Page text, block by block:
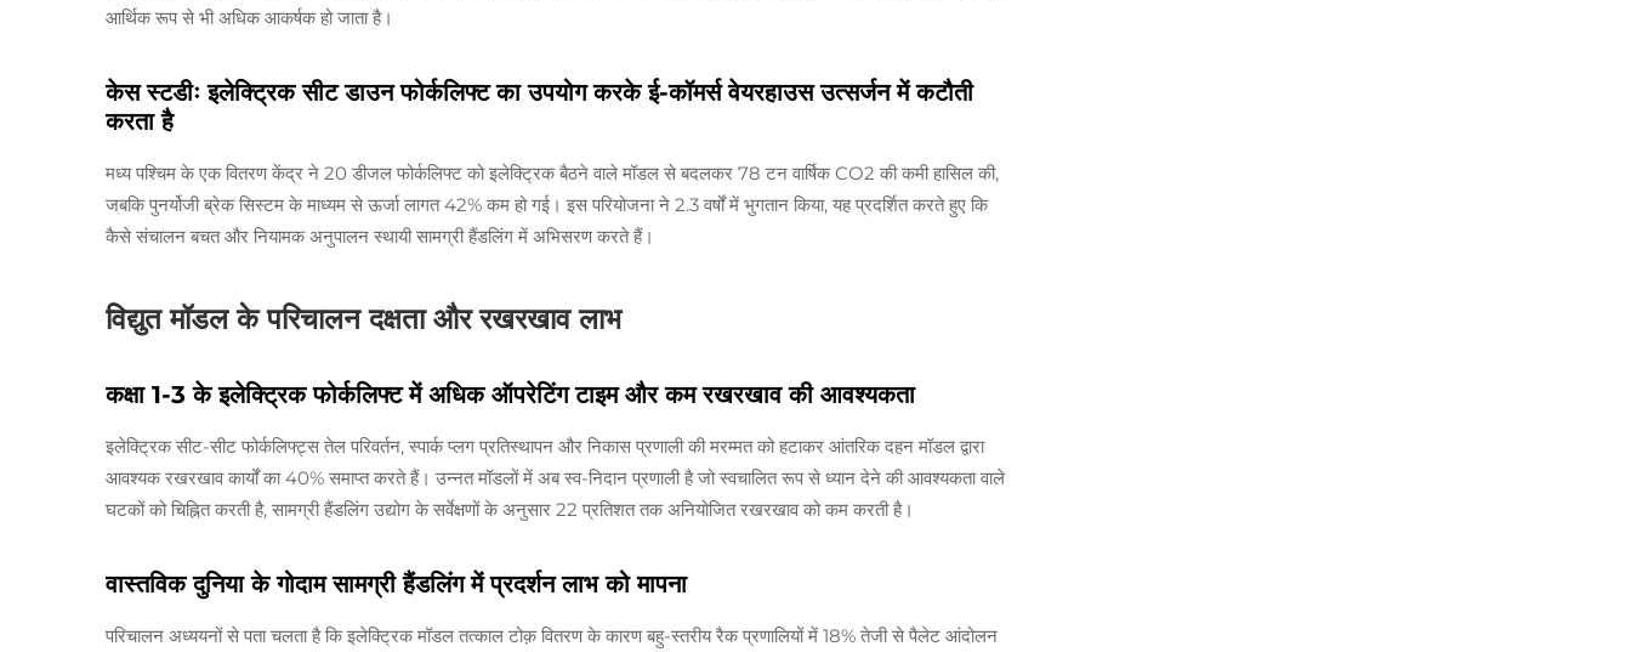
आर्थिक रूप से भी अधिक आकर्षक हो जाता है।
केस स्टडीः इलेक्ट्रिक सीट डाउन फोर्कलिफ्ट का उपयोग करके ई-कॉमर्स वेयरहाउस उत्सर्जन में कटौती
करता है
मध्य पश्चिम के एक वितरण केंद्र ने 20 डीजल फोर्कलिफ्ट को इलेक्ट्रिक बैठने वाले मॉडल से बदलकर 78 टन वार्षिक CO2 की कमी हासिल की,
जबकि पुनर्योजी ब्रेक सिस्टम के माध्यम से ऊर्जा लागत 42% कम हो गई। इस परियोजना ने 2.3 वर्षों में भुगतान किया, यह प्रदर्शित करते हुए कि
कैसे संचालन बचत और नियामक अनुपालन स्थायी सामग्री हैंडलिंग में अभिसरण करते हैं।
विद्युत मॉडल के परिचालन दक्षता और रखरखाव लाभ
कक्षा 1-3 के इलेक्ट्रिक फोर्कलिफ्ट में अधिक ऑपरेटिंग टाइम और कम रखरखाव की आवश्यकता
इलेक्ट्रिक सीट-सीट फोर्कलिफ्ट्स तेल परिवर्तन, स्पार्क प्लग प्रतिस्थापन और निकास प्रणाली की मरम्मत को हटाकर आंतरिक दहन मॉडल द्वारा
आवश्यक रखरखाव कार्यों का 40% समाप्त करते हैं। उन्नत मॉडलों में अब स्व-निदान प्रणाली है जो स्वचालित रूप से ध्यान देने की आवश्यकता वाले
घटकों को चिह्नित करती है, सामग्री हैंडलिंग उद्योग के सर्वेक्षणों के अनुसार 22 प्रतिशत तक अनियोजित रखरखाव को कम करती है।
वास्तविक दुनिया के गोदाम सामग्री हैंडलिंग में प्रदर्शन लाभ को मापना
परिचालन अध्ययनों से पता चलता है कि इलेक्ट्रिक मॉडल तत्काल टोक़ वितरण के कारण बहु-स्तरीय रैक प्रणालियों में 18% तेजी से पैलेट आंदोलन